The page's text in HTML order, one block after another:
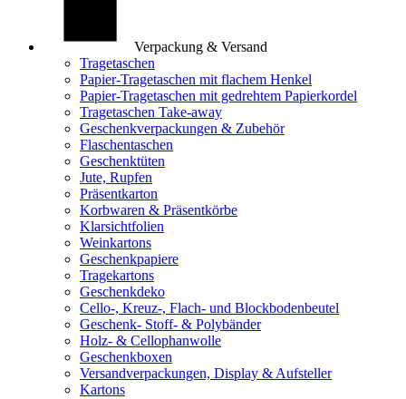
Verpackung & Versand
Tragetaschen
Papier-Tragetaschen mit flachem Henkel
Papier-Tragetaschen mit gedrehtem Papierkordel
Tragetaschen Take-away
Geschenkverpackungen & Zubehör
Flaschentaschen
Geschenktüten
Jute, Rupfen
Präsentkarton
Korbwaren & Präsentkörbe
Klarsichtfolien
Weinkartons
Geschenkpapiere
Tragekartons
Geschenkdeko
Cello-, Kreuz-, Flach- und Blockbodenbeutel
Geschenk- Stoff- & Polybänder
Holz- & Cellophanwolle
Geschenkboxen
Versandverpackungen, Display & Aufsteller
Kartons